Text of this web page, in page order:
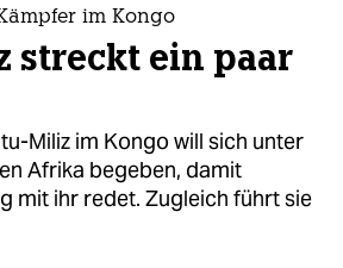
im Kongo
streckt ein paar
Miliz im Kongo will sich unter
Afrika begeben, damit
mit ihr redet. Zugleich führt sie